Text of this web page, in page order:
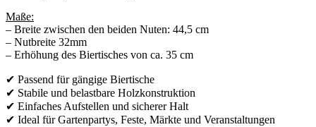
Maße:
– Breite zwischen den beiden Nuten: 44,5 cm
– Nutbreite 32mm
– Erhöhung des Biertisches von ca. 35 cm
✔ Passend für gängige Biertische
✔ Stabile und belastbare Holzkonstruktion
✔ Einfaches Aufstellen und sicherer Halt
✔ Ideal für Gartenpartys, Feste, Märkte und Veranstaltungen